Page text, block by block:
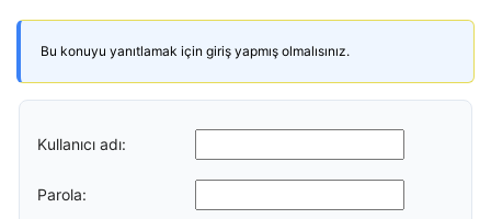
Bu konuyu yanıtlamak için giriş yapmış olmalısınız.
Kullanıcı adı:
Parola: